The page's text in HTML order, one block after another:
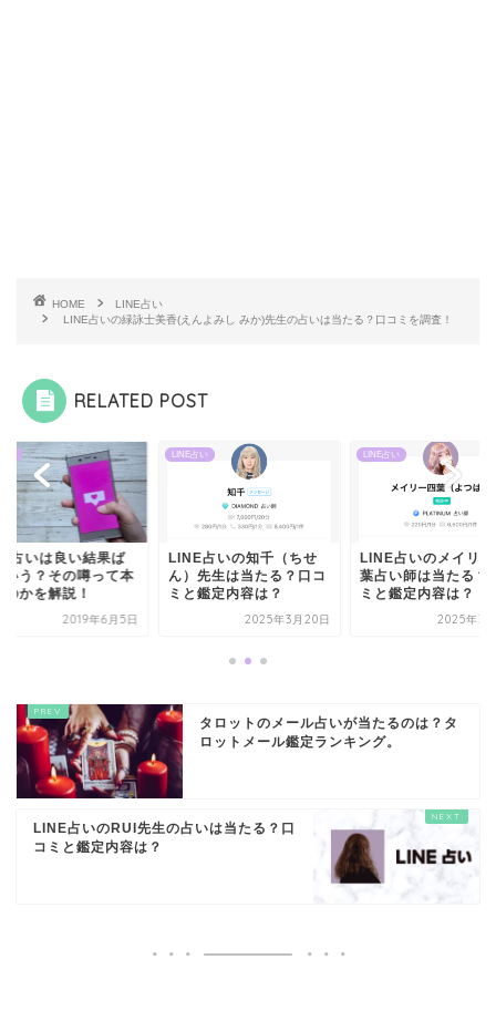
HOME
LINE占い
LINE占いの緑詠士美香(えんよみし みか)先生の占いは当たる？口コミを調査！
RELATED POST
占いは良い結果ば
いう？その噂って本
のかを解説！
2019年6月5日
LINE占い
LINE占いの知千（ちせ
ん）先生は当たる？口コ
ミと鑑定内容は？
2025年3月20日
LINE占い
LINE占いのメイリ
葉占い師は当たる？
ミと鑑定内容は？
2025年3
タロットのメール占いが当たるのは？タ
ロットメール鑑定ランキング。
LINE占いのRUI先生の占いは当たる？口
コミと鑑定内容は？